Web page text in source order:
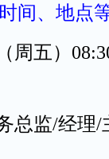
间、地点
周五）
总监/经理/